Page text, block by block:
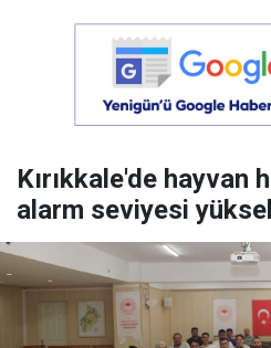
Kırıkkale'de hayvan
alarm seviyesi